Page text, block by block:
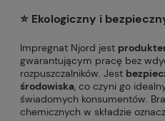
⭐️ Ekologiczny i
Impregnat Njord jest
gwarantującym pracę bez
rozpuszczalników. Jest
środowiska, co czyni go
świadomych konsumentów.
chemicznych w składzie